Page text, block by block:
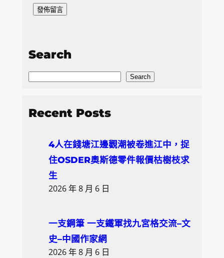
Search
S
a
Search
Recent Posts
4人在錢塘江邊觀潮被卷進江中，捉
住OSDER奧斯德零件報價枯樹枝求
生
2026 年 8 月 6 日
一支鋼筆 一支鐵軍找九宮格交流–文
史–中國作家網
2026 年 8 月 6 日